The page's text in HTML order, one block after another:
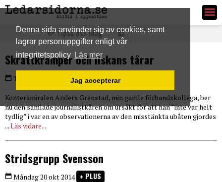
Denna sida använder sig av cookies, samt
lagrar personuppgifter enligt vår
integritetspolicy Läs mer
Jag accepterar
Ledarsidorna.se
Tipsa oss idag
Skrattkramper och ilskans tårar
Tisdag 21 okt 2014 PLUS
Konteramiralen Anders Grenstad, min gamle förbandskollega, ber
nu den samlade journalistkåren om ursäkt för att han ”inte var helt
tydlig” i var en av observationerna av den misstänkta ubåten gjordes
...Läs vidare...
Stridsgrupp Svensson
Måndag 20 okt 2014 PLUS